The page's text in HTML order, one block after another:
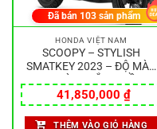
HONDA VIỆT NAM
SCOOPY – STYLISH
SMATKEY 2023 – ĐỘ MÀU
41,850,000 ₫
Đã bán 103 sản phẩm
THÊM VÀO GIỎ HÀNG